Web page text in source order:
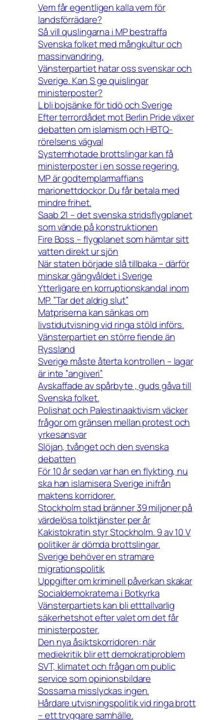
Vem får egentligen kalla vem för
landsförrädare?
Så vill quslingarna i MP bestraffa
Svenska folket med mångkultur och
massinvandring.
Vänsterpartiet hatar oss svenskar och
Sverige. Kan S ge quislingar
ministerposter?
L bli bojsänke för tidö och Sverige
Efter terrordådet mot Berlin Pride växer
debatten om islamism och HBTQ-
rörelsens vägval
Systemhotade brottslingar kan få
ministerposter i en sosse regering.
MP är godtemplarmaffians
marionettdockor. Du får betala med
mindre frihet.
Saab 21 – det svenska stridsflygplanet
som vände på konstruktionen
Fire Boss – flygplanet som hämtar sitt
vatten direkt ur sjön
När staten började slå tillbaka – därför
minskar gängvåldet i Sverige
Ytterligare en korruptionskandal inom
MP. ”Tar det aldrig slut”
Matpriserna kan sänkas om
livstidutvisning vid ringa stöld införs.
Vänsterpartiet en större fiende än
Ryssland
Sverige måste återta kontrollen – lagar
är inte ”angiveri”
Avskaffade av spårbyte , guds gåva till
Svenska folket.
Polishat och Palestinaaktivism väcker
frågor om gränsen mellan protest och
yrkesansvar
Slöjan, tvånget och den svenska
debatten
För 10 år sedan var han en flykting, nu
ska han islamisera Sverige inifrån
maktens korridorer.
Stockholm stad bränner 39 miljoner på
värdelösa tolktjänster per år
Kakistokratin styr Stockholm. 9 av 10 V
politiker är dömda brottslingar.
Sverige behöver en stramare
migrationspolitik
Uppgifter om kriminell påverkan skakar
Socialdemokraterna i Botkyrka
Vänsterpartiets kan bli etttallvarlig
säkerhetshot efter valet om det får
ministerposter.
Den nya åsiktskorridoren: när
mediekritik blir ett demokratiproblem
SVT, klimatet och frågan om public
service som opinionsbildare
Sossarna misslyckas ingen.
Hårdare utvisningspolitik vid ringa brott
– ett tryggare samhälle.